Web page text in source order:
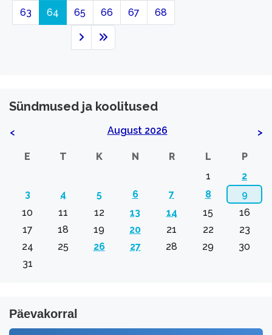
63 64 65 66 67 68
Sündmused ja koolitused
< August 2026 >
E T K N R L
P
1
2
3
4 5 6 7 8
9
10
11 12 13 14 15
16
17
18 19 20 21 22
23
24
25 26 27 28 29
30
31
Päevakorral